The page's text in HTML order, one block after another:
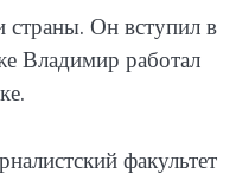
страны. Он вступил в
Владимир работал
факультет